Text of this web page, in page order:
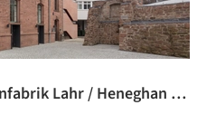
Museu Tonofenfabrik Lahr / Heneghan Peng Architects